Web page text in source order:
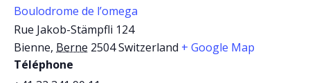
Boulodrome de l’omega
Rue Jakob-Stämpfli 124
Bienne, Berne 2504Switzerland + Google Map
Téléphone